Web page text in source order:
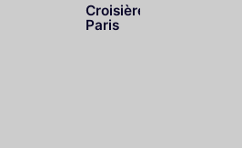
Croisière en Famille -
Paris